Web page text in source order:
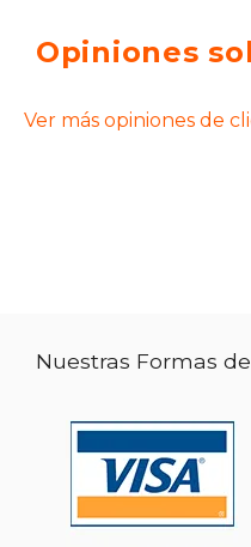
Opiniones
Ver más opiniones de
Nuestras Formas